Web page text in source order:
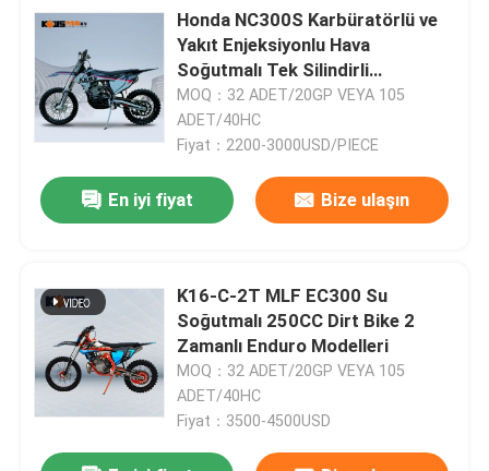
Honda NC300S Karbüratörlü ve
Yakıt Enjeksiyonlu Hava
Soğutmalı Tek Silindirli
Motosikletler
MOQ：32 ADET/20GP VEYA 105
ADET/40HC
Fiyat：2200-3000USD/PIECE
En iyi fiyat Bize ulaşın
K16-C-2T MLF EC300 Su
Soğutmalı 250CC Dirt Bike 2
Zamanlı Enduro Modelleri
MOQ：32 ADET/20GP VEYA 105
ADET/40HC
Fiyat：3500-4500USD